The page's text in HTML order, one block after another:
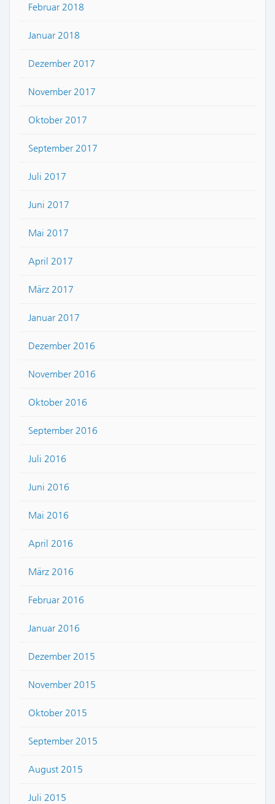
Februar 2018
Januar 2018
Dezember 2017
November 2017
Oktober 2017
September 2017
Juli 2017
Juni 2017
Mai 2017
April 2017
März 2017
Januar 2017
Dezember 2016
November 2016
Oktober 2016
September 2016
Juli 2016
Juni 2016
Mai 2016
April 2016
März 2016
Februar 2016
Januar 2016
Dezember 2015
November 2015
Oktober 2015
September 2015
August 2015
Juli 2015